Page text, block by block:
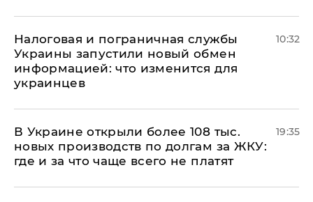
Налоговая и пограничная службы
Украины запустили новый обмен
информацией: что изменится для
украинцев
10:32
В Украине открыли более 108 тыс.
новых производств по долгам за ЖКУ:
где и за что чаще всего не платят
19:35